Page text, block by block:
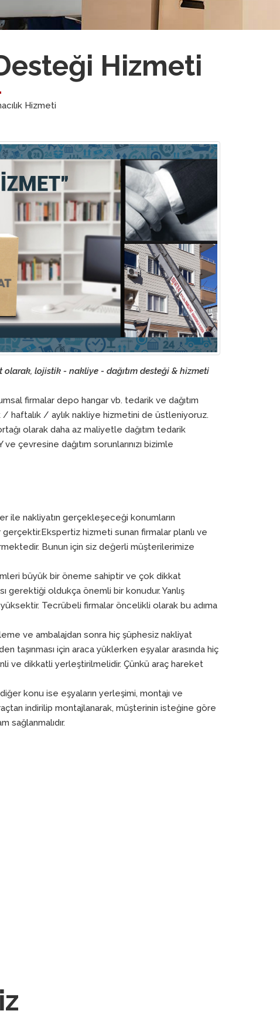
Hizmeti
Hizmeti
lojistik - nakliye - dağıtım desteği & hizmeti
firmalar depo hangar vb. tedarik ve dağıtım
/ haftalık / aylık nakliye hizmetini de üstleniyoruz.
olarak daha az maliyetle dağıtım tedarik
çevresine dağıtım sorunlarınızı bizimle
ile nakliyatın gerçekleşeceği konumların
hizmeti sunan firmalar planlı ve
Bunun için siz değerli müşterilerimize
büyük bir öneme sahiptir ve çok dikkat
gerektiği oldukça önemli bir konudur. Yanlış
Tecrübeli firmalar öncelikli olarak bu adıma
ve ambalajdan sonra hiç şüphesiz nakliyat
taşınması için araca yüklerken eşyalar arasında hiç
ve dikkatli yerleştirilmelidir. Çünkü araç hareket
konu ise eşyaların yerleşimi, montajı ve
indirilip montajlanarak, müşterinin isteğine göre
sağlanmalıdır.